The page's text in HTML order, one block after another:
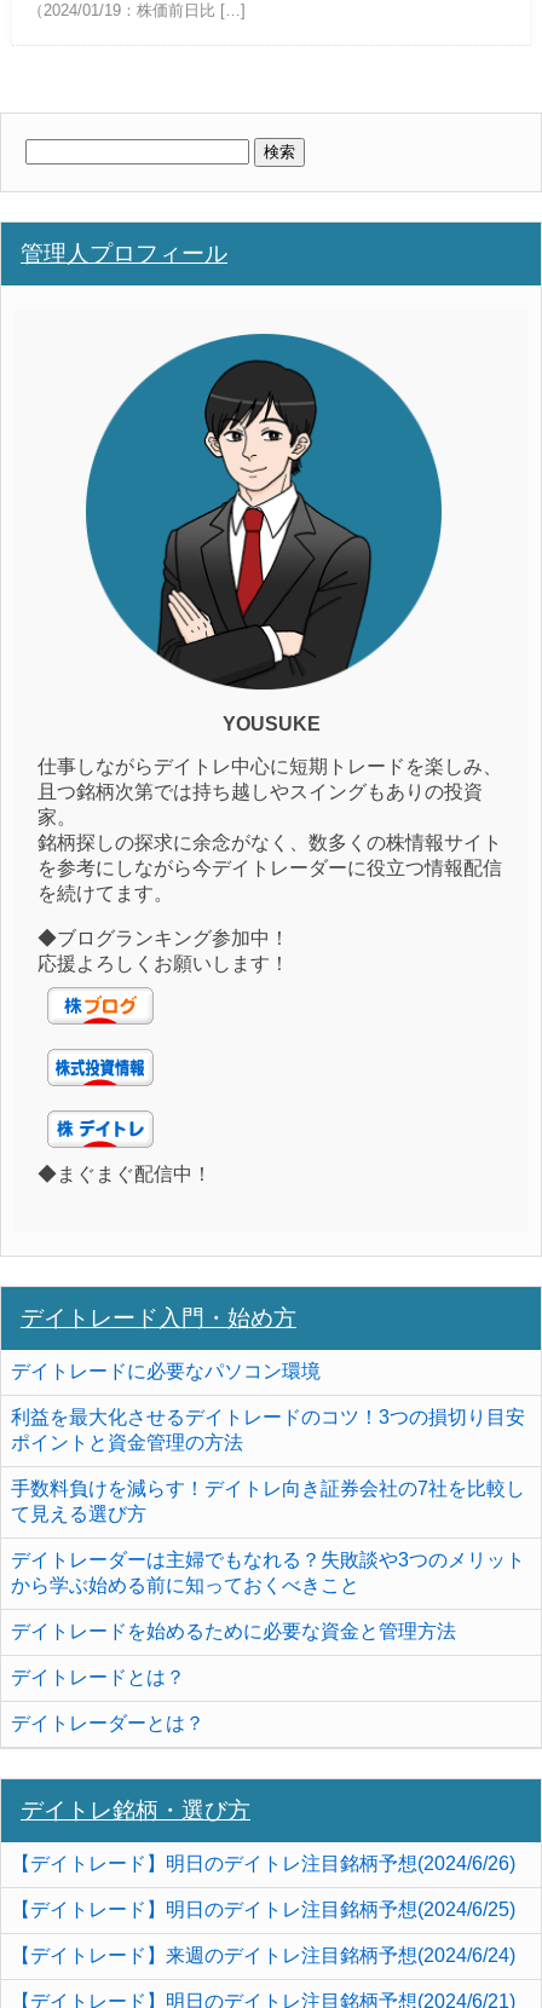
（2024/01/19：株価前日比 […]
管理人プロフィール
YOUSUKE
仕事しながらデイトレ中心に短期トレードを楽しみ、
且つ銘柄次第では持ち越しやスイングもありの投資
家。
銘柄探しの探求に余念がなく、数多くの株情報サイト
を参考にしながら今デイトレーダーに役立つ情報配信
を続けてます。
◆ブログランキング参加中！
応援よろしくお願いします！
◆まぐまぐ配信中！
デイトレード入門・始め方
デイトレードに必要なパソコン環境
利益を最大化させるデイトレードのコツ！3つの損切り目安
ポイントと資金管理の方法
手数料負けを減らす！デイトレ向き証券会社の7社を比較し
て見える選び方
デイトレーダーは主婦でもなれる？失敗談や3つのメリット
から学ぶ始める前に知っておくべきこと
デイトレードを始めるために必要な資金と管理方法
デイトレードとは？
デイトレーダーとは？
デイトレ銘柄・選び方
【デイトレード】明日のデイトレ注目銘柄予想(2024/6/26)
【デイトレード】明日のデイトレ注目銘柄予想(2024/6/25)
【デイトレード】来週のデイトレ注目銘柄予想(2024/6/24)
【デイトレード】明日のデイトレ注目銘柄予想(2024/6/21)